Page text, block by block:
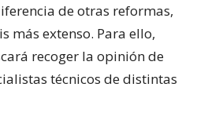
de otras reformas,
más extenso. Para ello,
recoger la opinión de
técnicos de distintas